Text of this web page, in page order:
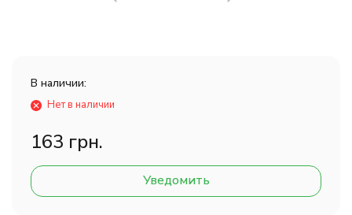
В наличии:
Нет в наличии
163 грн.
Уведомить